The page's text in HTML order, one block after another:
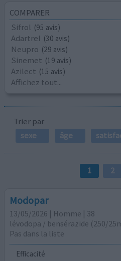
COMPARER
Sifrol (95 avis)
Adartrel (30 avis)
Neupro (29 avis)
Sinemet (19 avis)
Azilect (15 avis)
Affichez tout...
Trier par
sexe
âge
1 2
Modopar
13/05/2026 | Homme | 38
lévodopa / bensérazide (250/
Pas dans la liste
Efficacité